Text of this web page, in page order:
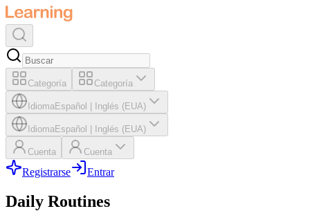
Categoría Categoría
IdiomaEspañol Inglés (EUA)
IdiomaEspañol Inglés (EUA)
Cuenta Cuenta
Registrarse Entrar
Daily Routines